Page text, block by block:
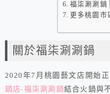
福柒涮涮鍋
更多桃園市
關於福柒涮涮鍋
2020年7月桃園藝文店開始
鍋店-福柒涮涮鍋結合火鍋與